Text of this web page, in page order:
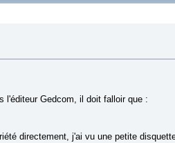
l'éditeur Gedcom, il doit falloir que :
directement, j'ai vu une petite